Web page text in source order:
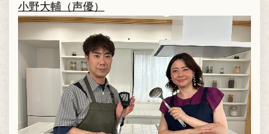
小野大輔（声優）